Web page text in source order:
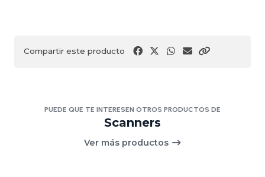
Compartir este producto
PUEDE QUE TE INTERESEN OTROS PRODUCTOS DE
Scanners
Ver más productos